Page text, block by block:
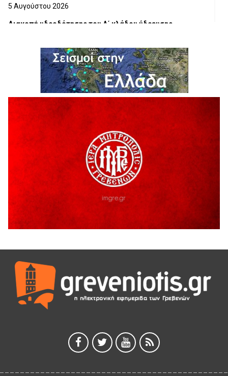
5 Αυγούστου 2026
Διακοπή υδροδότησης του Α΄ κλάδου ύδρευσης
Η Marseaux στα Γρεβενά για μια μοναδική συναυλία
5 Αυγούστου 2026
Θερινό Σινεμά στο πλαίσιο του «Πολιτιστικού
Καλοκαιριού 2026» με την βραβευμένη ταινία «Μικρές
Ανάσες».
5 Αυγούστου 2026
Γρεβενά: Συνελήφθη 18χρονος αλλοδαπός, για κλοπή
εξοπλισμού γυμναστηρίου
ΑΗ ΛΑΟΣ | 5 Αυγούστου | Υπαίθριο Θέατρο “Καστράκι”,
41η Γιορτή Κρασιού στο Τρίκωμο – «Γιορτή Παράδοσης»
5 Αυγούστου 2026
ΕΥΧΑΡΙΣΤΙΕΣ Φυσιολατρικού Συλλόγου Γρεβενών
4 Αυγούστου 2026
Έκτακτη χρηματοδότηση 400.000€ για επιπλέον εργασίες